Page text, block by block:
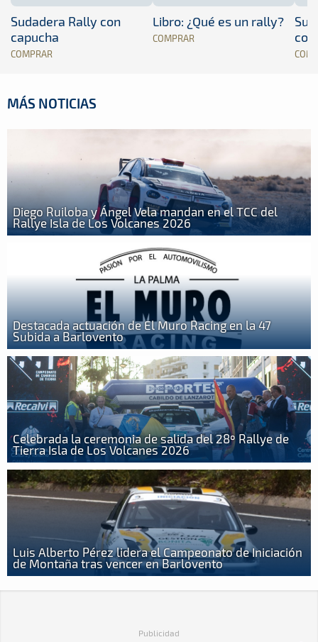
Sudadera Rally con
capucha
COMPRAR
Libro: ¿Qué es un rally?
COMPRAR
MÁS NOTICIAS
Diego Ruiloba y Ángel Vela mandan en el TCC del
Rallye Isla de Los Volcanes 2026
Destacada actuación de El Muro Racing en la 47
Subida a Barlovento
Celebrada la ceremonia de salida del 28º Rallye de
Tierra Isla de Los Volcanes 2026
Luis Alberto Pérez lidera el Campeonato de Iniciación
de Montaña tras vencer en Barlovento
Publicidad